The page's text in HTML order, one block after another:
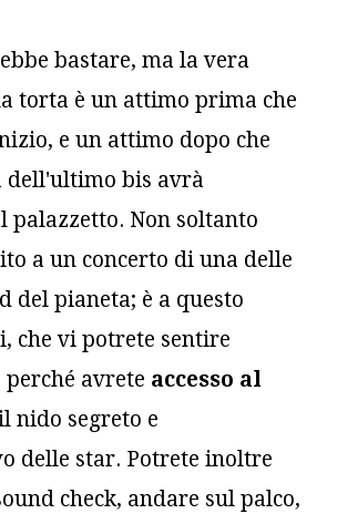
bastare, ma la vera
torta è un attimo prima che
e un attimo dopo che
bis avrà
palazzetto. Non soltanto
a un concerto di una delle
del pianeta; è a questo
che vi potrete sentire
perché avrete accesso al
nido segreto e
delle star. Potrete inoltre
check, andare sul palco,